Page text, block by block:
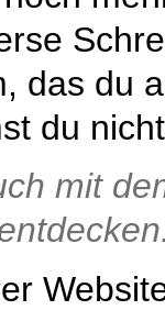
das du
du
mit